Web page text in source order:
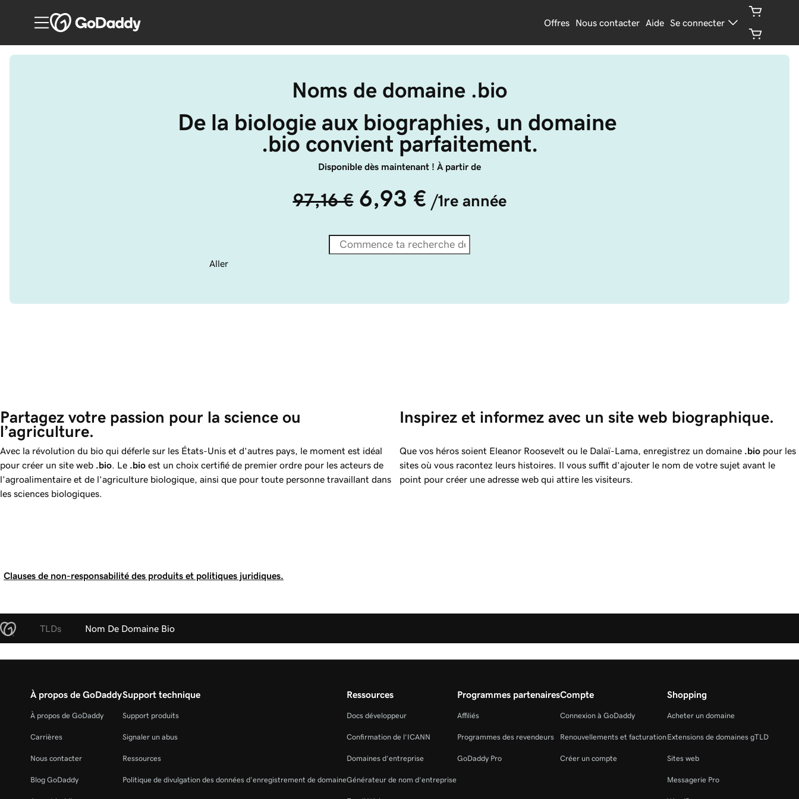
Offres Nous contacter Aide Se connecter
Noms de domaine .bio
De la biologie aux biographies, un domaine
.bio convient parfaitement.
Disponible dès maintenant ! À partir de
97,16 € 6,93 € /1re année
Aller
Partagez votre passion pour la science ou
l’agriculture.
Avec la révolution du bio qui déferle sur les États-Unis et d’autres pays, le moment est idéal
pour créer un site web .bio. Le .bio est un choix certifié de premier ordre pour les acteurs de
l’agroalimentaire et de l’agriculture biologique, ainsi que pour toute personne travaillant dans
les sciences biologiques.
Inspirez et informez avec un site web biographique.
Que vos héros soient Eleanor Roosevelt ou le Dalaï-Lama, enregistrez un domaine .bio pour les
sites où vous racontez leurs histoires. Il vous suffit d’ajouter le nom de votre sujet avant le
point pour créer une adresse web qui attire les visiteurs.
Clauses de non-responsabilité des produits et politiques juridiques.
TLDs Nom De Domaine Bio
À propos de GoDaddy
À propos de GoDaddy
Carrières
Nous contacter
Blog GoDaddy
Support technique
Support produits
Signaler un abus
Ressources
Politique de divulgation des données d'enregistrement de domaine
Ressources
Docs développeur
Confirmation de l’ICANN
Domaines d’entreprise
Générateur de nom d’entreprise
Programmes partenaires
Affiliés
Programmes des revendeurs
GoDaddy Pro
Compte
Connexion à GoDaddy
Renouvellements et facturation
Créer un compte
Shopping
Acheter un domaine
Extensions de domaines gTLD
Sites web
Messagerie Pro